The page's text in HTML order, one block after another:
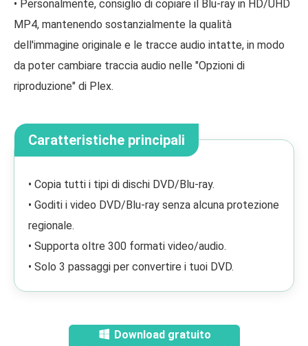
• Personalmente, consiglio di copiare il Blu-ray in HD/UHD
MP4, mantenendo sostanzialmente la qualità
dell'immagine originale e le tracce audio intatte, in modo
da poter cambiare traccia audio nelle "Opzioni di
riproduzione" di Plex.
Caratteristiche principali
• Copia tutti i tipi di dischi DVD/Blu-ray.
• Goditi i video DVD/Blu-ray senza alcuna protezione
regionale.
• Supporta oltre 300 formati video/audio.
• Solo 3 passaggi per convertire i tuoi DVD.
Download gratuito